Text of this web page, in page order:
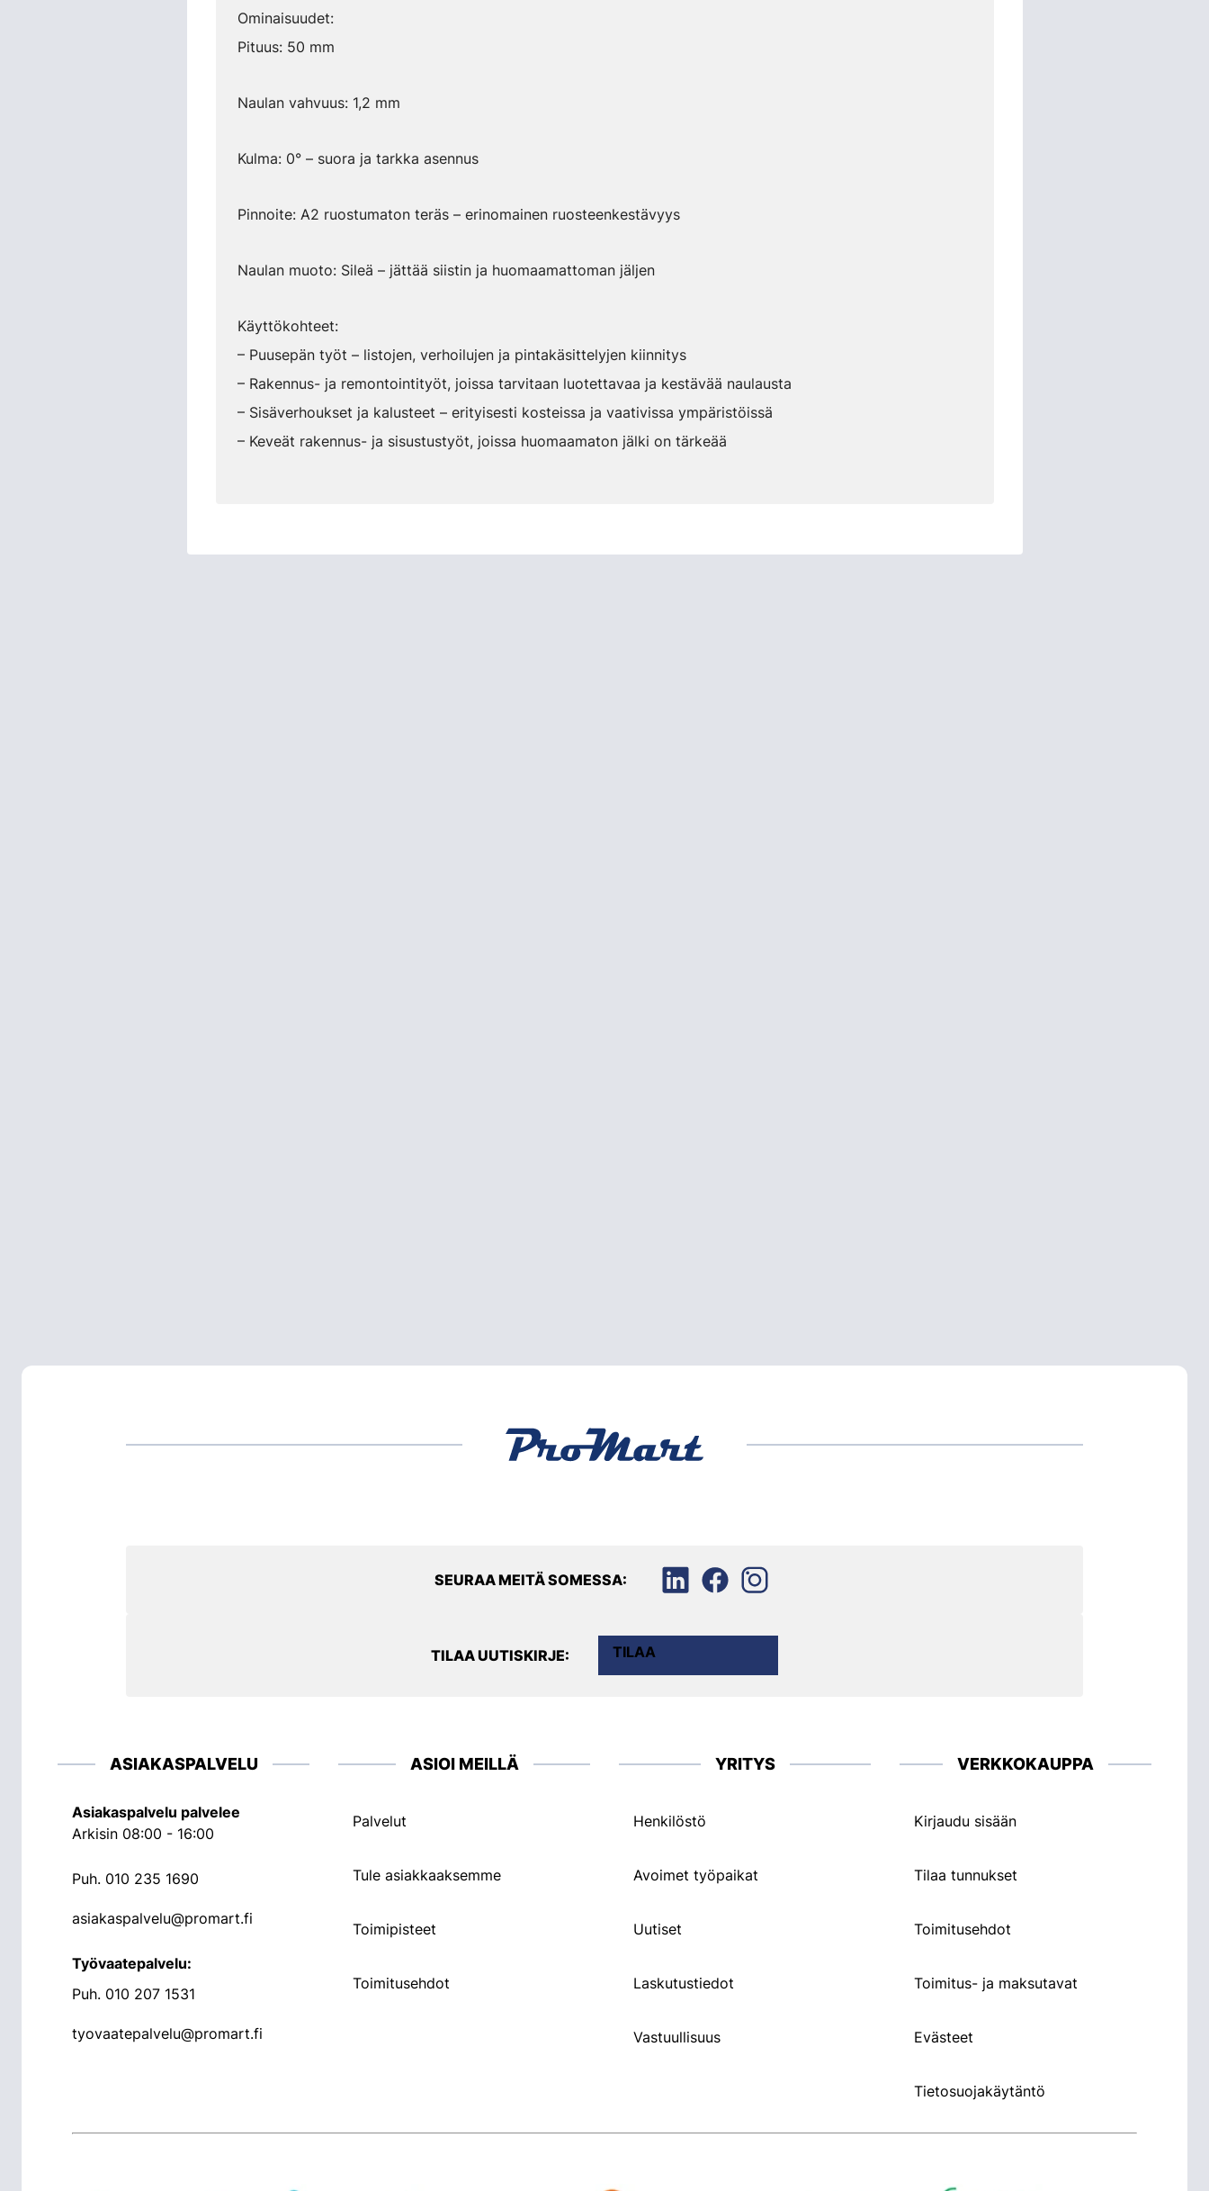
Ominaisuudet:
Pituus: 50 mm
Naulan vahvuus: 1,2 mm
Kulma: 0° – suora ja tarkka asennus
Pinnoite: A2 ruostumaton teräs – erinomainen ruosteenkestävyys
Naulan muoto: Sileä – jättää siistin ja huomaamattoman jäljen
Käyttökohteet:
– Puusepän työt – listojen, verhoilujen ja pintakäsittelyjen kiinnitys
– Rakennus- ja remontointityöt, joissa tarvitaan luotettavaa ja kestävää naulausta
– Sisäverhoukset ja kalusteet – erityisesti kosteissa ja vaativissa ympäristöissä
– Keveät rakennus- ja sisustustyöt, joissa huomaamaton jälki on tärkeää
SEURAA MEITÄ SOMESSA:
TILAA UUTISKIRJE: TILAA
ASIAKASPALVELU
Asiakaspalvelu palvelee
Arkisin 08:00 - 16:00
Puh. 010 235 1690
asiakaspalvelu@promart.fi
Työvaatepalvelu:
Puh. 010 207 1531
tyovaatepalvelu@promart.fi
ASIOI MEILLÄ
Palvelut
Tule asiakkaaksemme
Toimipisteet
Toimitusehdot
YRITYS
Henkilöstö
Avoimet työpaikat
Uutiset
Laskutustiedot
Vastuullisuus
VERKKOKAUPPA
Kirjaudu sisään
Tilaa tunnukset
Toimitusehdot
Toimitus- ja maksutavat
Evästeet
Tietosuojakäytäntö